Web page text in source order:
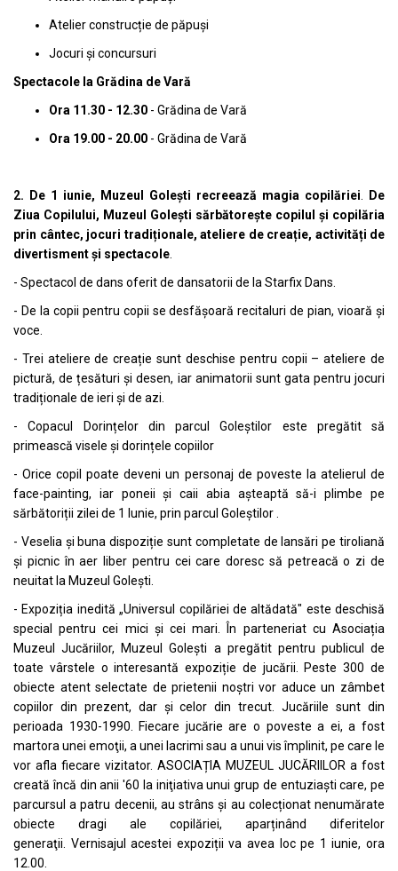
Atelier construcție de păpuși
Jocuri și concursuri
Spectacole la Grădina de Vară
Ora 11.30 - 12.30 - Grădina de Vară
Ora 19.00 - 20.00 - Grădina de Vară
2. De 1 iunie, Muzeul Golești recreează magia copilăriei
De
Ziua Copilului, Muzeul Golești sărbătorește copilul și copilăria
prin cântec, jocuri tradiționale, ateliere de creație, activități de
divertisment și spectacole
- Spectacol de dans oferit de dansatorii de la Starfix Dans.
- De la copii pentru copii se desfășoară recitaluri de pian, vioară și
voce.
- Trei ateliere de creație sunt deschise pentru copii – ateliere de
pictură, de țesături și desen, iar animatorii sunt gata pentru jocuri
tradiționale de ieri și de azi.
- Copacul Dorințelor din parcul Goleștilor este pregătit să
primească visele și dorințele copiilor
- Orice copil poate deveni un personaj de poveste la atelierul de
face-painting, iar poneii și caii abia așteaptă să-i plimbe pe
sărbătoriții zilei de 1 Iunie, prin parcul Goleștilor .
- Veselia și buna dispoziție sunt completate de lansări pe tiroliană
și picnic în aer liber pentru cei care doresc să petreacă o zi de
neuitat la Muzeul Golești.
- Expoziția inedită „Universul copilăriei de altădată" este deschisă
special pentru cei mici și cei mari. În parteneriat cu Asociația
Muzeul Jucăriilor, Muzeul Golești a pregătit pentru publicul de
toate vârstele o interesantă expoziție de jucării. Peste 300 de
obiecte atent selectate de prietenii noştri vor aduce un zâmbet
copiilor din prezent, dar și celor din trecut. Jucăriile sunt din
perioada 1930-1990. Fiecare jucărie are o poveste a ei, a fost
martora unei emoţii, a unei lacrimi sau a unui vis împlinit, pe care le
vor afla fiecare vizitator. ASOCIAȚIA MUZEUL JUCĂRIILOR a fost
creată încă din anii '60 la iniţiativa unui grup de entuziaşti care, pe
parcursul a patru decenii, au strâns și au colecționat nenumărate
obiecte dragi ale copilăriei, aparținând diferitelor
generaţii. Vernisajul acestei expoziții va avea loc pe 1 iunie, ora
12.00.